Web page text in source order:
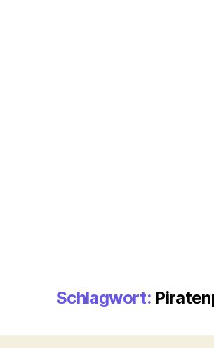
Schlagwort: